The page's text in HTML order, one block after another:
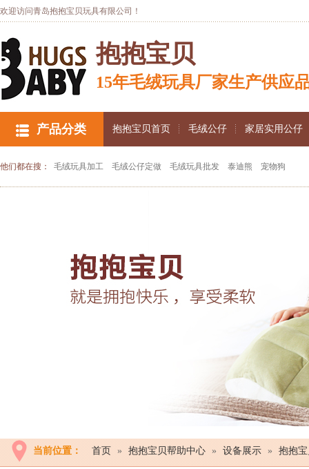
欢迎访问青岛抱抱宝贝玩具有限公司！
抱抱宝贝
15年毛绒玩具厂家生产供应
产品分类 抱抱宝贝首页 毛绒公仔 家居实用公仔
他们都在搜： 毛绒玩具加工 毛绒公仔定做 毛绒玩具批发 泰迪熊 宠物狗
当前位置： 首页 » 抱抱宝贝帮助中心 » 设备展示 » 抱抱